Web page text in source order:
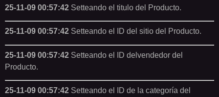
25-11-09 00:57:42 Setteando el titulo del Producto.
25-11-09 00:57:42 Setteando el ID del sitio del Producto.
25-11-09 00:57:42 Setteando el ID delvendedor del
Producto.
25-11-09 00:57:42 Setteando el ID de la categoría del